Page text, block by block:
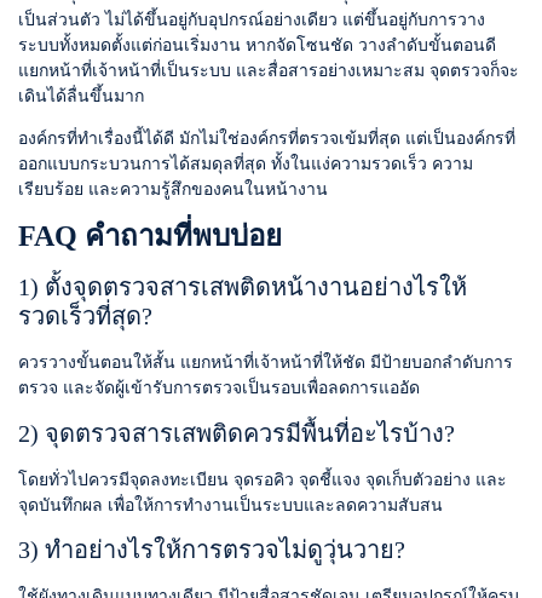
เป็นส่วนตัว ไม่ได้ขึ้นอยู่กับอุปกรณ์อย่างเดียว แต่ขึ้นอยู่กับการวาง
ระบบทั้งหมดตั้งแต่ก่อนเริ่มงาน หากจัดโซนชัด วางลำดับขั้นตอนดี
แยกหน้าที่เจ้าหน้าที่เป็นระบบ และสื่อสารอย่างเหมาะสม จุดตรวจก็จะ
เดินได้ลื่นขึ้นมาก
องค์กรที่ทำเรื่องนี้ได้ดี มักไม่ใช่องค์กรที่ตรวจเข้มที่สุด แต่เป็นองค์กรที่
ออกแบบกระบวนการได้สมดุลที่สุด ทั้งในแง่ความรวดเร็ว ความ
เรียบร้อย และความรู้สึกของคนในหน้างาน
FAQ คำถามที่พบบ่อย
1) ตั้งจุดตรวจสารเสพติดหน้างานอย่างไรให้
รวดเร็วที่สุด?
ควรวางขั้นตอนให้สั้น แยกหน้าที่เจ้าหน้าที่ให้ชัด มีป้ายบอกลำดับการ
ตรวจ และจัดผู้เข้ารับการตรวจเป็นรอบเพื่อลดการแออัด
2) จุดตรวจสารเสพติดควรมีพื้นที่อะไรบ้าง?
โดยทั่วไปควรมีจุดลงทะเบียน จุดรอคิว จุดชี้แจง จุดเก็บตัวอย่าง และ
จุดบันทึกผล เพื่อให้การทำงานเป็นระบบและลดความสับสน
3) ทำอย่างไรให้การตรวจไม่ดูวุ่นวาย?